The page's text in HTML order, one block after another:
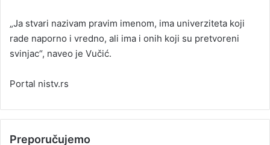
„Ja stvari nazivam pravim imenom, ima univerziteta koji
rade naporno i vredno, ali ima i onih koji su pretvoreni
svinjac“, naveo je Vučić.
Portal nistv.rs
Preporučujemo